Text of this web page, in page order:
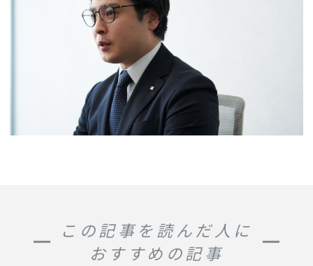
この記事を読んだ人に
おすすめの記事